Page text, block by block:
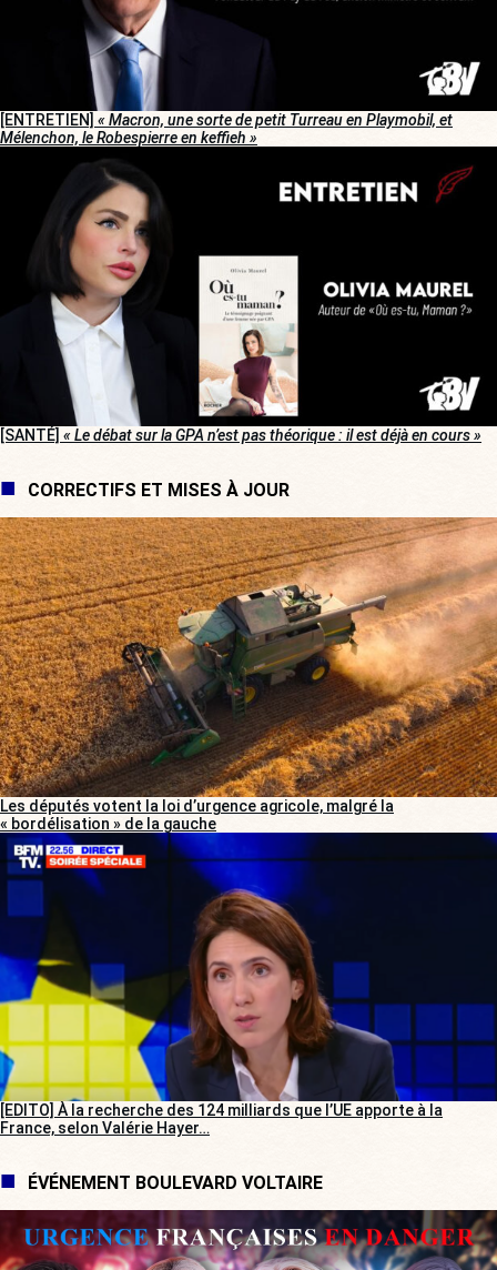
[ENTRETIEN] « Macron, une sorte de petit Turreau en Playmobil, et
Mélenchon, le Robespierre en keffieh »
[SANTÉ] « Le débat sur la GPA n’est pas théorique : il est déjà en cours »
CORRECTIFS ET MISES À JOUR
Les députés votent la loi d’urgence agricole, malgré la
« bordélisation » de la gauche
[EDITO] À la recherche des 124 milliards que l’UE apporte à la
France, selon Valérie Hayer…
ÉVÉNEMENT BOULEVARD VOLTAIRE